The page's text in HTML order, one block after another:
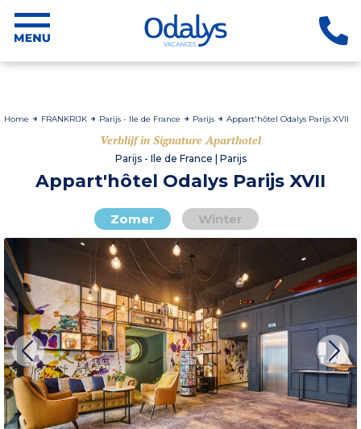
Home FRANKRIJK Parijs - Ile de France Parijs Appart'hôtel Odalys Parijs XVII
Verblijf in Signature Aparthotel
Parijs - Ile de France | Parijs
Appart'hôtel Odalys Parijs XVII
Zomer Winter